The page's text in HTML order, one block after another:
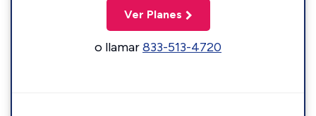
Ver Planes
o llamar833-513-4720